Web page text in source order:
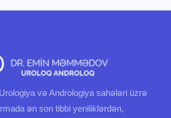
və Andrologiya sahələri üzrə
ən son tibbi yeniliklərdən,